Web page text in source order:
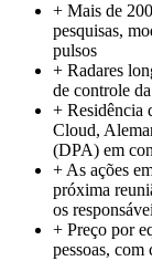
+ Mais de
pesquisas,
pulsos
+ Radares
de controle
+ Residência
Cloud,
(DPA) em
+ As ações
próxima
os
+ Preço por
pessoas, com